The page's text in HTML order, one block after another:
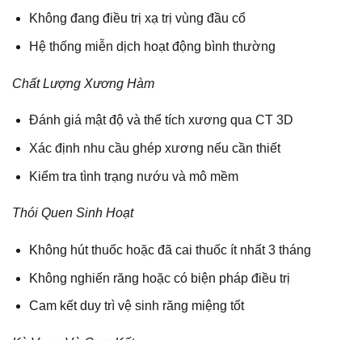
Không đang điều trị xạ trị vùng đầu cổ
Hệ thống miễn dịch hoạt động bình thường
Chất Lượng Xương Hàm
Đánh giá mật độ và thể tích xương qua CT 3D
Xác định nhu cầu ghép xương nếu cần thiết
Kiểm tra tình trạng nướu và mô mềm
Thói Quen Sinh Hoạt
Không hút thuốc hoặc đã cai thuốc ít nhất 3 tháng
Không nghiến răng hoặc có biện pháp điều trị
Cam kết duy trì vệ sinh răng miệng tốt